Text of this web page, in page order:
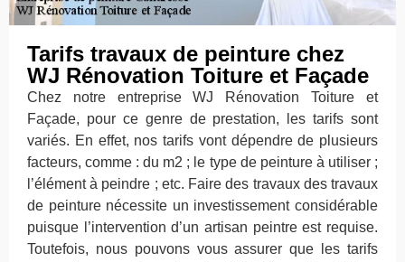
Tarifs travaux de peinture chez
WJ Rénovation Toiture et Façade
Chez notre entreprise WJ Rénovation Toiture et
Façade, pour ce genre de prestation, les tarifs sont
variés. En effet, nos tarifs vont dépendre de plusieurs
facteurs, comme : du m2 ; le type de peinture à utiliser ;
l’élément à peindre ; etc. Faire des travaux des travaux
de peinture nécessite un investissement considérable
puisque l’intervention d’un artisan peintre est requise.
Toutefois, nous pouvons vous assurer que les tarifs